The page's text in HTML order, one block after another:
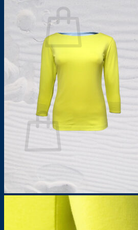
Es befinden sich keine
Zurück zum Shop
Warenkorb
Es befinden sich keine
Zurück zum Shop